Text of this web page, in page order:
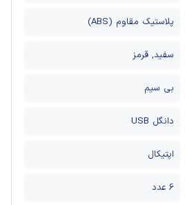
پلاستیک مقاوم (ABS)
سفید, قرمز
بی سیم
دانگل USB
اپتیکال
6 عدد